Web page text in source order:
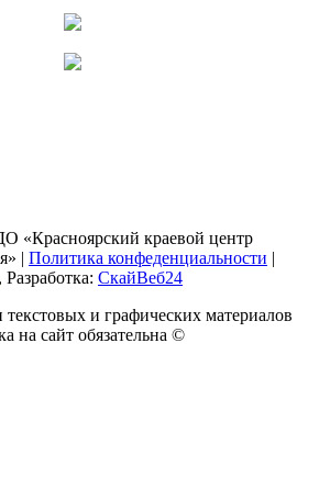
«Красноярский краевой центр
| Политика конфеденциальности |
, Разработка: СкайВеб24
и графических материалов
на сайт обязательна ©